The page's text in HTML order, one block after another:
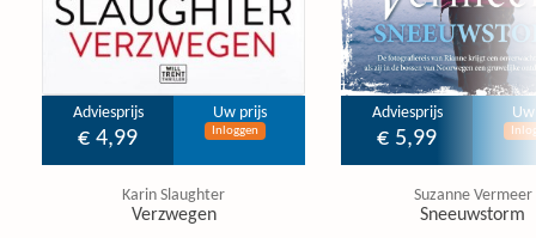
Adviesprijs
€ 4,99
Uw prijs
Inloggen
Karin Slaughter
Verzwegen
Adviesprijs
€ 5,99
Suzanne Vermeer
Sneeuwstorm